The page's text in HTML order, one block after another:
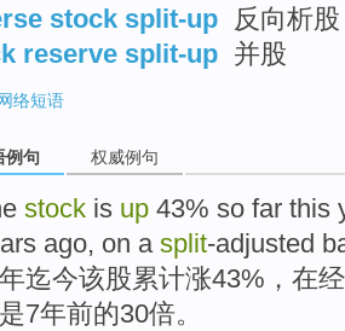
stock split-up
反向析股
reserve split-up 并股
络短语
例句 权威例句
stock is up 43% so far this
ago, on a split-adjusted
迄今该股累计涨43%， 在经
是7年前的30倍。